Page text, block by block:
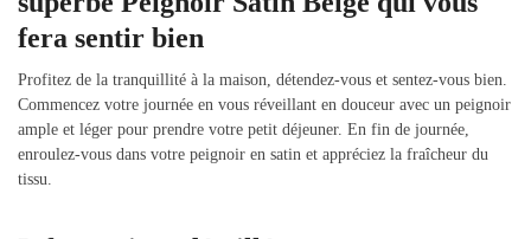
fera sentir bien
Profitez de la tranquillité à la maison, détendez-vous et sentez-vous bien.
Commencez votre journée en vous réveillant en douceur avec un peignoir
ample et léger pour prendre votre petit déjeuner. En fin de journée,
enroulez-vous dans votre peignoir en satin et appréciez la fraîcheur du
tissu.